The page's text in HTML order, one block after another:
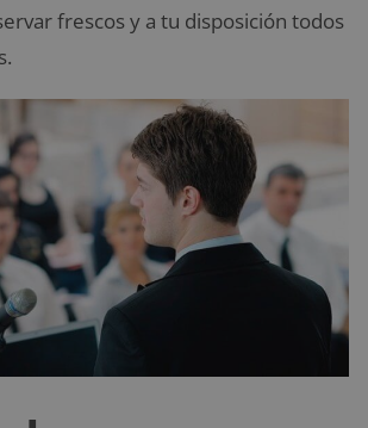
frescos y a tu disposición todos